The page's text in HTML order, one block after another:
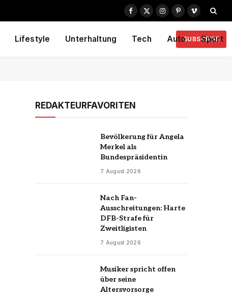
Facebook
X
Instagram
PinterestVimeo
Lifestyle Unterhaltung Tech Auto Sport
SUBSCRIBE
REDAKTEURFAVORITEN
Bevölkerung für Angela
Merkel als
Bundespräsidentin
7 August 2026
Nach Fan-
Ausschreitungen: Harte
DFB-Strafe für
Zweitligisten
7 August 2026
Musiker spricht offen
über seine
Altersvorsorge